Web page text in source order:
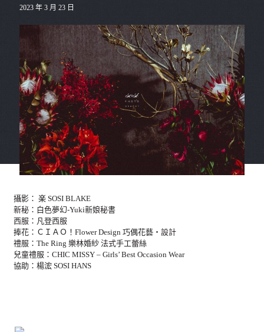
2023 年 3 月 23 日
攝影： 楽 SOSI BLAKE
新秘：白色夢幻-Yuki新娘秘書
西服：凡登西服
捧花：ＣＩＡＯ！Flower Design 巧偶花藝‧設計
禮服：The Ring 樂林婚紗 法式手工蕾絲
兒童禮服：CHIC MISSY – Girls’ Best Occasion Wear
協助：楊浤 SOSI HANS